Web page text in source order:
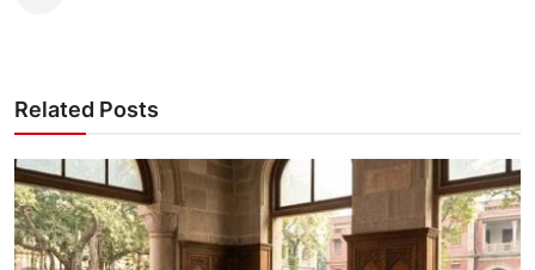
Related Posts